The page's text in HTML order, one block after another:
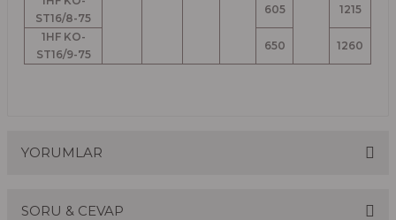
ST16/8-75
605 1215
1HF KO-
ST16/9-75
650 1260
YORUMLAR
SORU & CEVAP